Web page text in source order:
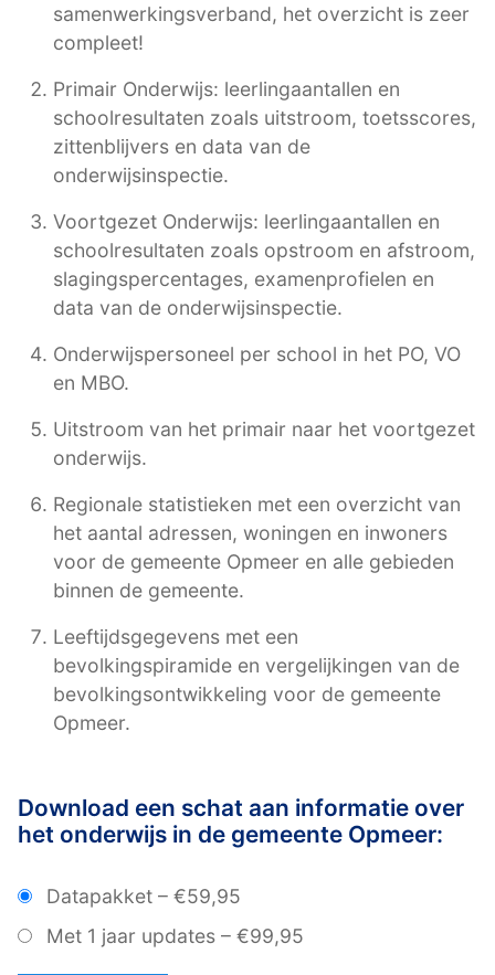
samenwerkingsverband, het overzicht is zeer
compleet!
Primair Onderwijs: leerlingaantallen en
schoolresultaten zoals uitstroom, toetsscores,
zittenblijvers en data van de
onderwijsinspectie.
Voortgezet Onderwijs: leerlingaantallen en
schoolresultaten zoals opstroom en afstroom,
slagingspercentages, examenprofielen en
data van de onderwijsinspectie.
Onderwijspersoneel per school in het PO, VO
en MBO.
Uitstroom van het primair naar het voortgezet
onderwijs.
Regionale statistieken met een overzicht van
het aantal adressen, woningen en inwoners
voor de gemeente Opmeer en alle gebieden
binnen de gemeente.
Leeftijdsgegevens met een
bevolkingspiramide en vergelijkingen van de
bevolkingsontwikkeling voor de gemeente
Opmeer.
Download een schat aan informatie over
het onderwijs in de gemeente Opmeer:
Datapakket – €59,95
Met 1 jaar updates – €99,95